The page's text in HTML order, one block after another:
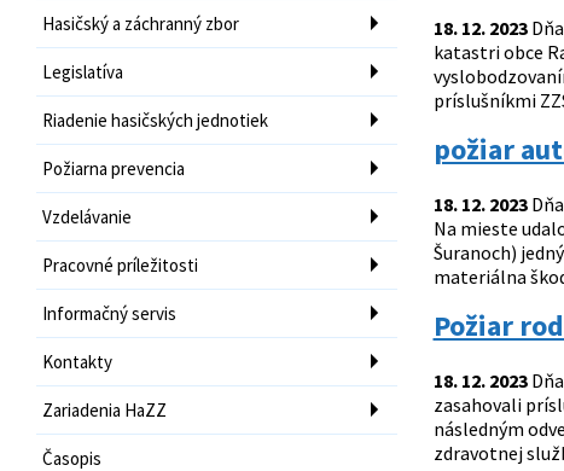
Hasičský a záchranný zbor
Legislatíva
Riadenie hasičských jednotiek
Požiarna prevencia
Vzdelávanie
Pracovné príležitosti
Informačný servis
Kontakty
Zariadenia HaZZ
Časopis
18. 12. 2023
katastri obce
príslušníkmi
požiar
18. 12. 2023
Na mieste
Šuranoch)
materiálna
Požiar
18. 12. 2023
zasahovali
následným
zdravotnej